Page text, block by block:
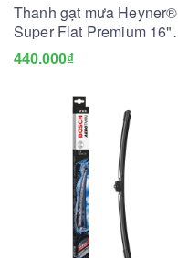
Thanh gạt mưa Heyner®
Super Flat Premium 16"
(HSF16)
440.000₫